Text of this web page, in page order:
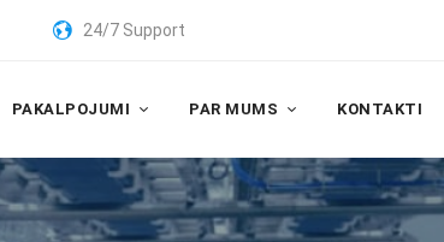
24/7 Support
PAKALPOJUMI PAR MUMS KONTAKTI